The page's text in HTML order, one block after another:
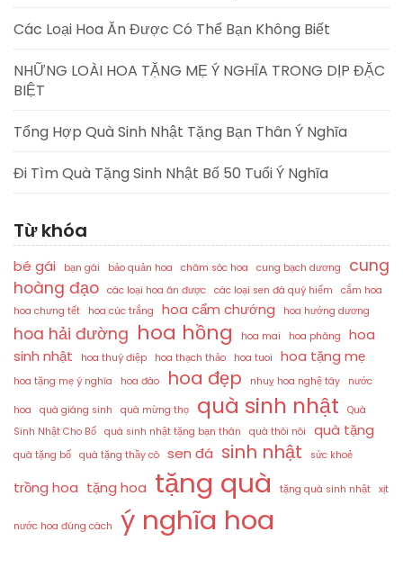
Các Loại Hoa Ăn Được Có Thể Bạn Không Biết
NHỮNG LOÀI HOA TẶNG MẸ Ý NGHĨA TRONG DỊP ĐẶC
BIỆT
Tổng Hợp Quà Sinh Nhật Tặng Bạn Thân Ý Nghĩa
Đi Tìm Quà Tặng Sinh Nhật Bố 50 Tuổi Ý Nghĩa
Từ khóa
bé gái bạn gái bảo quản hoa chăm sóc hoa cung bạch dương
cung
hoàng đạo các loại hoa ăn được các loại sen đá quý hiếm
cắm hoa
hoa chưng tết
hoa cúc trắng hoa cẩm chướng hoa hướng dương
hoa hải đường hoa hồng hoa mai hoa phăng
hoa
sinh nhật
hoa thuý điệp hoa thạch thảo hoa tuoi hoa tặng mẹ
hoa tặng mẹ ý nghĩa hoa đào hoa đẹp nhuỵ hoa nghệ tây nước
hoa quà giáng sinh quà mừng thọ quà sinh nhật
Quà
Sinh Nhật Cho Bố quà sinh nhật tặng bạn thân quà thôi nôi quà tặng
quà tặng bố quà tặng thầy cô sen đá sinh nhật sức khoẻ
trồng hoa tặng hoa tặng quà tặng quà sinh nhật xịt
nước hoa đúng cách ý nghĩa hoa